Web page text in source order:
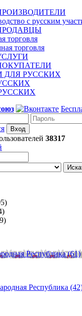
с русским
торговля
торговля
ДЛЯ РУССКИХ
38317
Республика (61)
Республика